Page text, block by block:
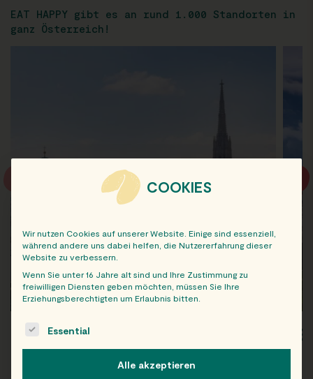
EAT HAPPY gibt es an rund 1.000 Standorten in
ganz Österreich!
WIEN
COOKIES
Wir nutzen Cookies auf unserer Website. Einige sind essenziell,
während andere uns dabei helfen, die Nutzererfahrung dieser
Website zu verbessern.
Wenn Sie unter 16 Jahre alt sind und Ihre Zustimmung zu
freiwilligen Diensten geben möchten, müssen Sie Ihre
Erziehungsberechtigten um Erlaubnis bitten.
The following is a list of service groups for which consent
Essential
Alle akzeptieren